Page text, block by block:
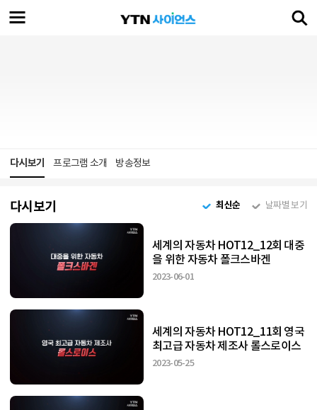
다시보기 프로그램 소개 방송정보
다시보기 최신순 날짜별 보기
세계의 자동차 HOT12_12회 대중
을 위한 자동차 폴크스바겐
2023-06-01
세계의 자동차 HOT12_11회 영국
최고급 자동차 제조사 롤스로이스
2023-05-25